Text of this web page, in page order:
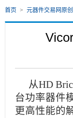
首页 > 元器件交易网原创
从HD
台功率器件
更高性能的